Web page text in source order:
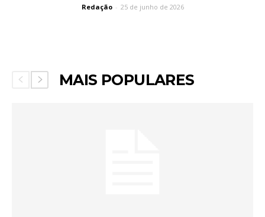
Redação - 25 de junho de 2026
MAIS POPULARES